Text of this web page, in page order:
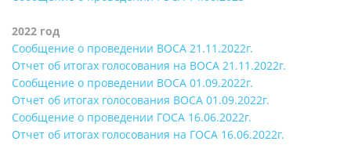
2022 год
Сообщение о проведении ВОСА 21.11.2022г.
Отчет об итогах голосования на ВОСА 21.11.2022г.
Сообщение о проведении ВОСА 01.09.2022г.
Отчет об итогах голосования ВОСА 01.09.2022г.
Сообщение о проведении ГОСА 16.06.2022г.
Отчет об итогах голосования на ГОСА 16.06.2022г.